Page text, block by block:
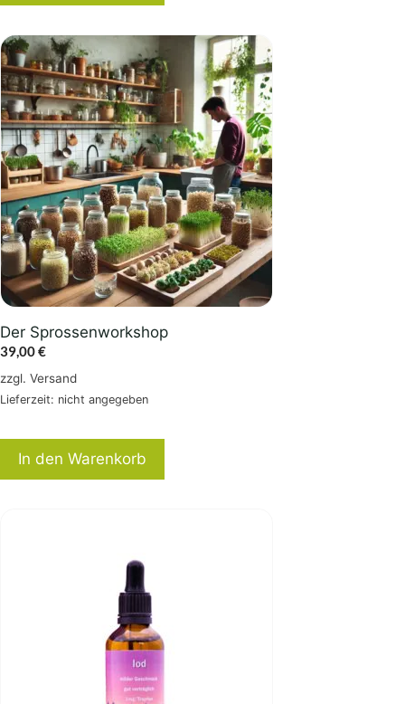
Der Sprossenworkshop
39,00€
zzgl. Versand
Lieferzeit: nicht angegeben
In den Warenkorb